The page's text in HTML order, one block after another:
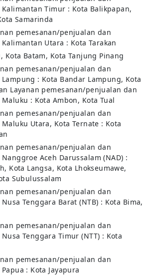
Timur : Kota Balikpapan,
Samarinda
pemesanan/penjualan dan
Utara : Kota Tarakan
Kota Batam, Kota Tanjung Pinang
pemesanan/penjualan dan
: Kota Bandar Lampung, Kota
Layanan pemesanan/penjualan dan
: Kota Ambon, Kota Tual
pemesanan/penjualan dan
Utara, Kota Ternate : Kota
pemesanan/penjualan dan
Aceh Darussalam (NAD) :
Kota Langsa, Kota Lhokseumawe,
Subulussalam
pemesanan/penjualan dan
Tenggara Barat (NTB) : Kota Bima,
pemesanan/penjualan dan
Tenggara Timur (NTT) : Kota
pemesanan/penjualan dan
: Kota Jayapura